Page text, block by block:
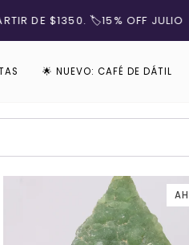
OFF JULIO 🛒 ENVÍO
🌟 NUEVO: CAFÉ DE DÁTIL